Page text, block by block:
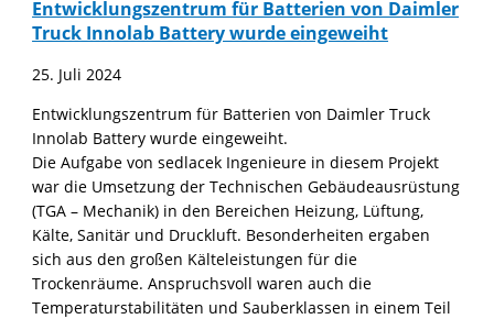
Entwicklungszentrum für Batterien von Daimler
Truck Innolab Battery wurde eingeweiht
25. Juli 2024
Entwicklungszentrum für Batterien von Daimler Truck
Innolab Battery wurde eingeweiht.
Die Aufgabe von sedlacek Ingenieure in diesem Projekt
war die Umsetzung der Technischen Gebäudeausrüstung
(TGA – Mechanik) in den Bereichen Heizung, Lüftung,
Kälte, Sanitär und Druckluft. Besonderheiten ergaben
sich aus den großen Kälteleistungen für die
Trockenräume. Anspruchsvoll waren auch die
Temperaturstabilitäten und Sauberklassen in einem Teil